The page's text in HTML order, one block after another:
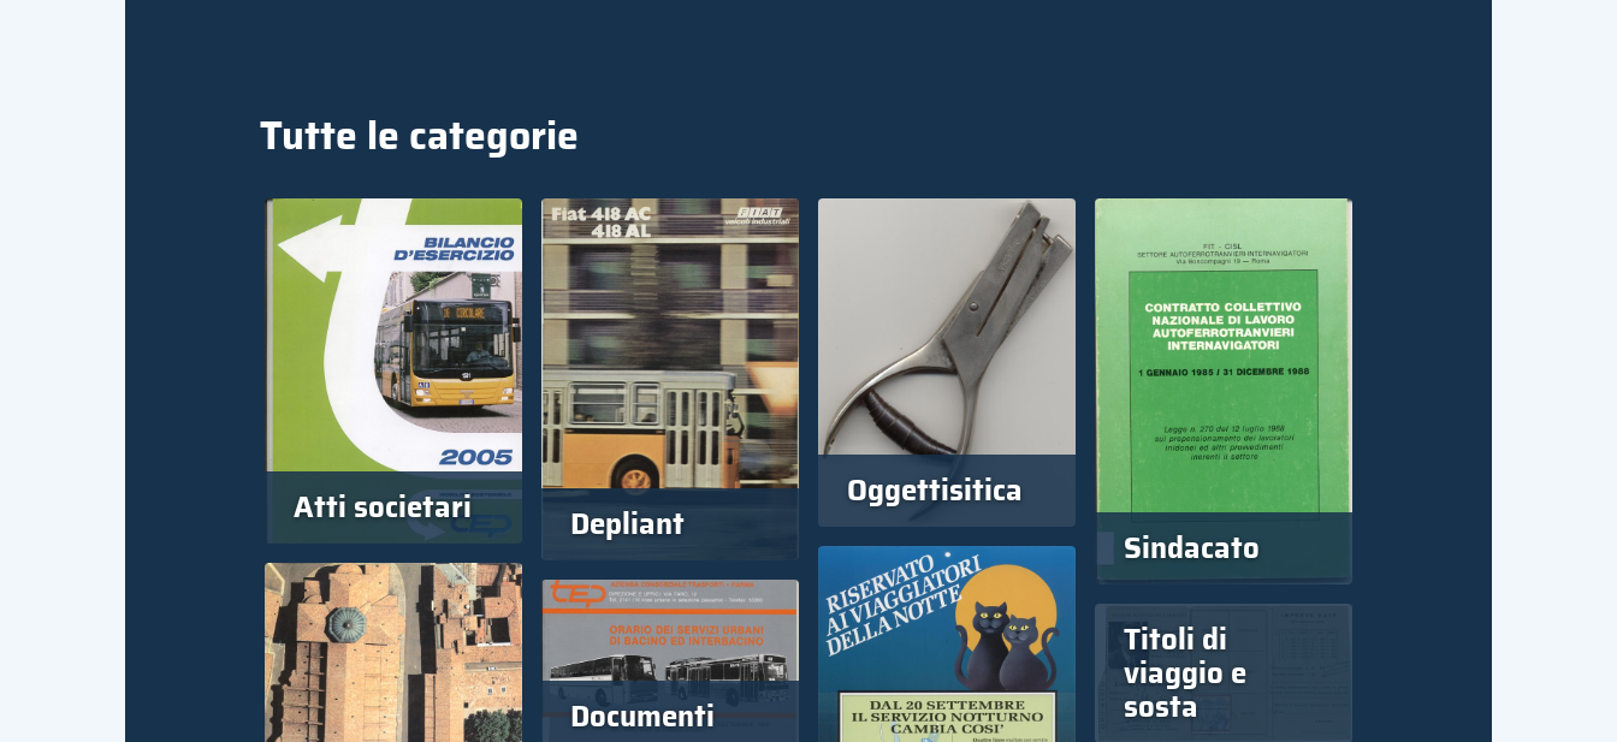
Tutte le categorie
Atti societari Depliant
Documenti
Oggettisitica
Sindacato
Titoli di
viaggio e
sosta